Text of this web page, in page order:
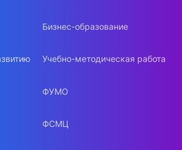
Бизнес-образование
Учебно-методическая работа
ФУМО
ФСМЦ